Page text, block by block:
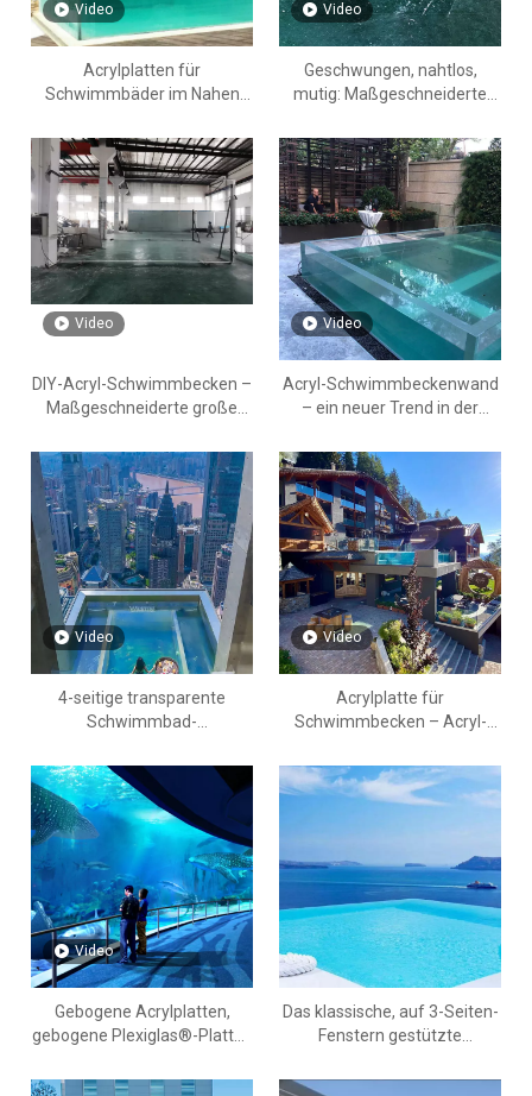
Video
Acrylplatten für
Schwimmbäder im Nahen
Video
Geschwungen, nahtlos,
mutig: Maßgeschneiderte
Ihres
Traumschwimmbeckens
Video
DIY-Acryl-Schwimmbecken –
Maßgeschneiderte große
Schwimmbad im Nahen
Osten
Video
Acryl-Schwimmbeckenwand
– ein neuer Trend in der
Video
4-seitige transparente
Schwimmbad-
Leyu Aquarium-Acrylfabrik -
Leyu
Video
Acrylplatte für
Schwimmbecken – Acryl-
Schwimmbäder
Video
Gebogene Acrylplatten,
gebogene Plexiglas®-Platten
Das klassische, auf 3-Seiten-
Fenstern gestützte
Aquarium Acrylic Factory ist